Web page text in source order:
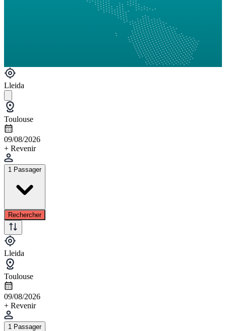
Lleida
Toulouse
09/08/2026
+ Revenir
1 Passager
Rechercher
Lleida
Toulouse
09/08/2026
+ Revenir
1 Passager